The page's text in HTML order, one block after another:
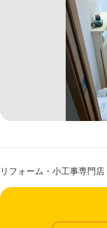
リフォーム・小工事専門店